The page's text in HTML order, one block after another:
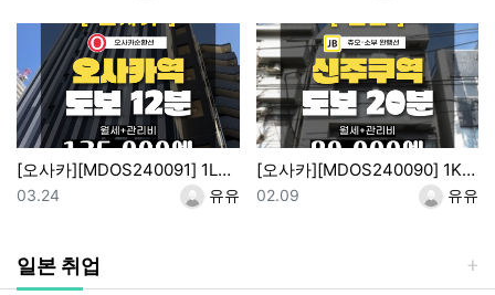
[오사카][MDOS240091] 1LDK / 월세 115,000엔 / 관리비 10,000엔 / 시키킹,레이킹X
등록자유유
등록일
03.24
[오사카][MDOS240090] 1K / 월세 75,000엔 / 관리비 7,000엔 / 시키킹,레이킹X
등록자유유
등록일
02.09
일본 취업